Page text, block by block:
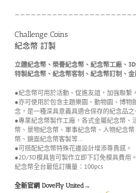
Challenge Coins
紀念幣 訂製
立體紀念幣、榮譽紀念幣、紀念幣工廠、
特製紀念幣、紀念幣客制、紀念幣訂制、
●紀念幣可用於活動、促進友誼，加強聯繫
●亦可使用於包含主題樂園、動物園、博物
念，是一種深具意義具適合保存的紀念品之
●專業紀念幣製作工廠，各式金屬紀念幣、
幣、景物紀念幣、軍事紀念幣、人物紀念
幣、鏡面紀念幣客製等…
●可搭配紀念幣特殊花邊設計增添尊貴感。
●2D/3D模具皆可製作立即下訂免模具費用。
紀念幣全台最低訂購量：100pcs
全新官網 DoveFly United→